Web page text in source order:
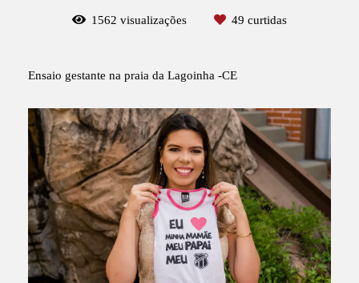
1562 visualizações 49 curtidas
Ensaio gestante na praia da Lagoinha -CE